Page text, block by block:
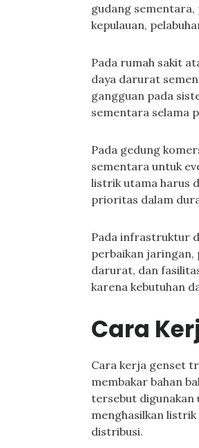
gudang sementara,
kepulauan,
Pada rumah sakit
daya darurat
gangguan pada
sementara selama
Pada gedung
sementara untuk
listrik utama harus
prioritas dalam
Pada infrastruktur
perbaikan jaringan,
darurat, dan
karena kebutuhan
Cara
Cara kerja genset
membakar bahan
tersebut
menghasilkan
distribusi.